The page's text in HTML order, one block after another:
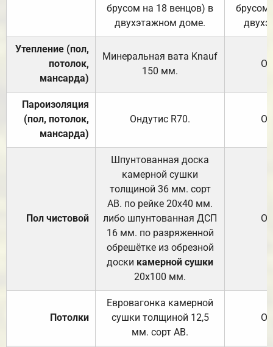
брусом на 18 венцов) в
двухэтажном доме.
брусом
Утепление (пол,
потолок,
мансарда)
Минеральная вата Knauf
150 мм.
Пароизоляция
(пол, потолок,
мансарда)
Ондутис R70.
Пол чистовой
Шпунтованная доска
камерной сушки
толщиной 36 мм. сорт
АВ. по рейке 20х40 мм.
либо шпунтованная ДСП
16 мм. по разряженной
обрешётке из обрезной
доски камерной сушки
20х100 мм.
Потолки
Евровагонка камерной
сушки толщиной 12,5
мм. сорт АВ.